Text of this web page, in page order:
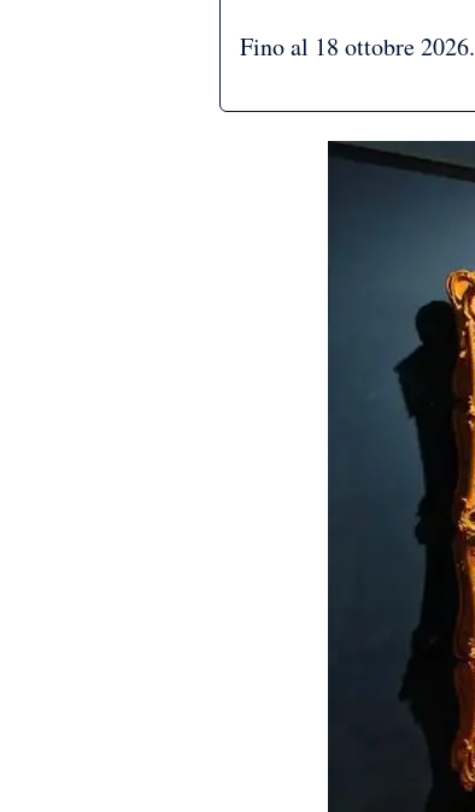
Fino al 18 ottobre 2026.